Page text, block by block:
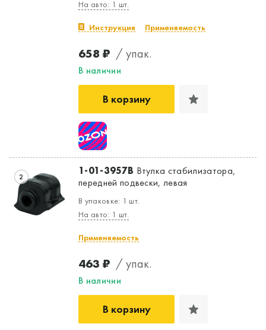
На авто: 1 шт.
Инструкция Применяемость
658 ₽ / упак.
В наличии
В корзину
2 1-01-3957B Втулка стабилизатора,
передней подвески, левая
В упаковке: 1 шт.
На авто: 1 шт.
Применяемость
463 ₽ / упак.
В наличии
В корзину